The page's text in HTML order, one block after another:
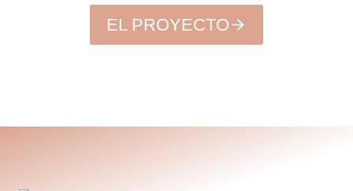
EL PROYECTO